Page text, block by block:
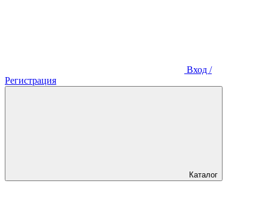
Вход /
Регистрация
Каталог